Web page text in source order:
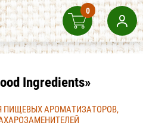
Ingredients»
ПИЩЕВЫХ АРОМАТИЗАТОРОВ,
0